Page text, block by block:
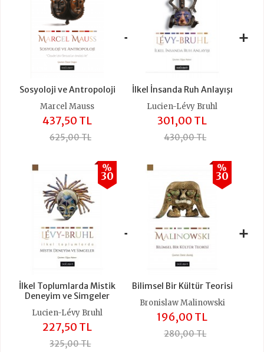
Sosyoloji ve Antropoloji
Marcel Mauss
437,50 TL
625,00 TL
+
İlkel İnsanda Ruh Anlayışı
Lucien-Lévy Bruhl
301,00 TL
430,00 TL
+
İlkel Toplumlarda Mistik
Deneyim ve Simgeler
%
30
Lucien-Lévy Bruhl
227,50 TL
325,00 TL
+
Bilimsel Bir Kültür Teorisi
%
30
Bronislaw Malinowski
196,00 TL
280,00 TL
+